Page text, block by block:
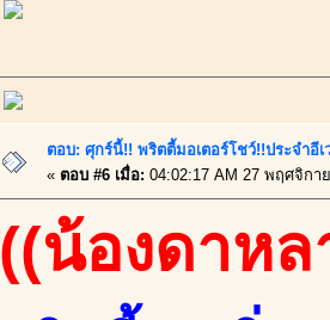
ตอบ: ศุกร์นี้!! พริตตี้มอเตอร์โชว์!!ประจำอี
« ตอบ #6 เมื่อ: 04:02:17 AM 27 พฤศจิกา
((น้องดาหล